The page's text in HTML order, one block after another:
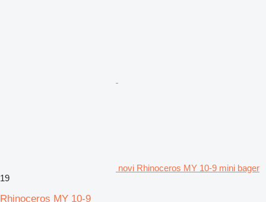
novi Rhinoceros MY 10-9 mini bager
19
Rhinoceros MY 10-9